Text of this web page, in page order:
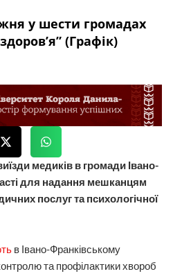
у шести громадах
(Графік)
медиків в громади Івано-
для надання мешканцям
послуг та психологічної
в Івано-Франківському
та профілактики хвороб